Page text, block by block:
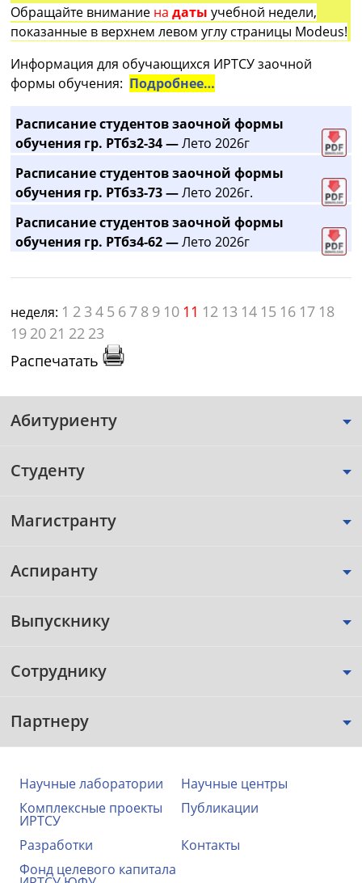
Обращайте внимание на датыучебной недели,
показанные в верхнем левом углу страницы Modeus!
Информация для обучающихся ИРТСУ заочной
формы обучения: Подробнее…
Расписание студентов заочной формы
обучения гр. РТбз2-34 —Лето 2026г
Расписание студентов заочной формы
обучения гр. РТбз3-73 —Лето 2026г.
Расписание студентов заочной формы
обучения гр. РТбз4-62 —Лето 2026г
неделя: 1 2 3 4 5 6 7 8 9 10 11 12 13 14 15 16 17 18
19 20 21 22 23
Распечатать
Абитуриенту
Студенту
Магистранту
Аспиранту
Выпускнику
Сотруднику
Партнеру
Научные лаборатории
Научные центры
Комплексные проекты
ИРТСУ
Публикации
Разработки
Контакты
Фонд целевого капитала